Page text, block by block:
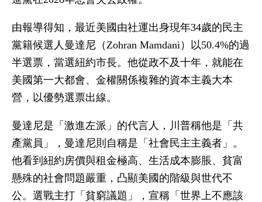
由報導得知，最近美國由社運出身現年34歲的民主
黨籍候選人曼達尼（Zohran Mamdani）以50.4%的過
半選票，當選紐約市長。他從政不及十年，就能在
美國第一大都會、金權關係複雜的資本主義大本
營，以優勢選票出線。
曼達尼是「激進左派」的代言人，川普稱他是「共
產黨員」，曼達尼則自稱是「社會民主主義者」。
他看到紐約房價與租金極高、生活成本膨脹、貧富
懸殊的社會問題嚴重，凸顯美國的階級與世代不
公。選戰主打「貧窮議題」，宣稱「世界上不應該